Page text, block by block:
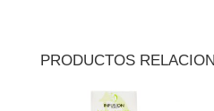
PRODUCTOS